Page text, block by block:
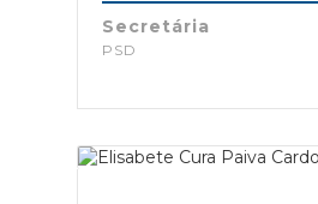
Secretária
PSD